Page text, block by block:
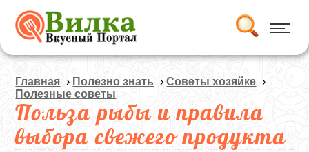
Главная › Полезно знать ›Советы хозяйке ›
Полезные советы
Польза рыбы и правила
выбора свежего продукта